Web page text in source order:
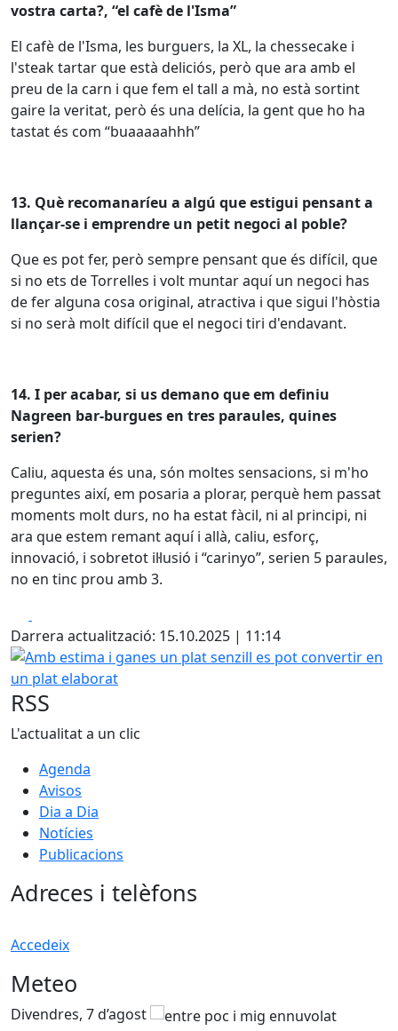
vostra carta?, “el cafède l'Isma”
El cafède l'Isma, les burguers, la XL, la chessecake i
l'steaktartar que està deliciós, però que ara amb el
preu de la carn i quefem el tall a mà, no està sortint
gaire la veritat, però és una delícia, la gentque ho ha
tastat és com “buaaaaahhh”
13. Què recomanaríeu a algú queestigui pensanta
llançar-se i emprendre un petit negoci al poble?
Que es potfer, però sempre pensantque és difícil, que
si no ets de Torrelles i volt muntaraquí un negoci has
deferalguna cosa original, atractiva i quesigui l'hòstia
si no serà moltdifícil que el negoci tiri d'endavant.
14. I per acabar, si usdemanoque em definiu
Nagreen bar-burguesen tres paraules, quines
serien?
Caliu, aquesta és una, són moltes sensacions, si m'ho
preguntes així, em posaria a plorar, perquè hem passat
moments moltdurs, no ha estatfàcil, ni al principi, ni
ara que estem remantaquí i allà, caliu, esforç,
innovació, i sobretot il·lusió i “carinyo”, serien 5 paraules,
no en tinc prou amb 3.
Darrera actualització: 15.10.2025 | 11:14
Amb estima i ganes un plat senzill es pot convertir en un
RSS
L'actualitat a un clic
Agenda
Avisos
Dia a Dia
Notícies
Publicacions
Adreces i telèfons
Accedeix
Meteo
Divendres, 7 d’agost